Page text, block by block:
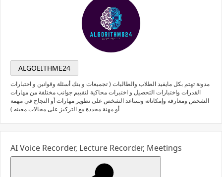
ALGOEITHME24
مدونة تهتم بكل مايفيد الطلاب والطالبات ( تجميعات و بنك أسئلة وقوانين و اختبارات
القدرات واختبارات التحصيل و اختبرات محاكية لتقييم جوانب مختلفة من مهارات
الشخص ومعارفه وإمكاناته ونساعد الشخص على تطوير مهارات أو النجاح في مهمة
أو مهنة محددة مع التركيز على مجالات معينه )
AI Voice Recorder, Lecture Recorder, Meetings